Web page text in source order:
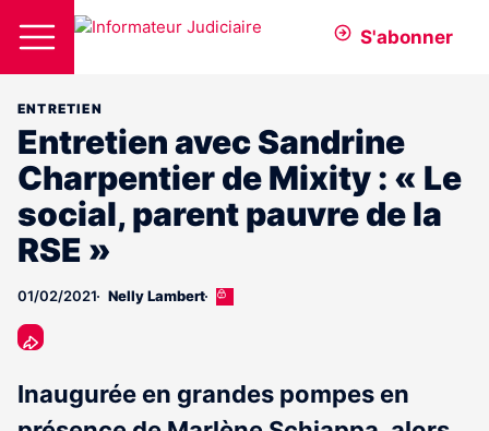
S'abonner
ENTRETIEN
Entretien avec Sandrine
Charpentier de Mixity : « Le
social, parent pauvre de la
RSE »
01/02/2021 Nelly Lambert
Cet
abonnés
Inaugurée en grandes pompes en